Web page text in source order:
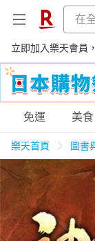
立即加入樂天會員
購物網分類
天天免運
免運 美食
樂天首頁 圖書